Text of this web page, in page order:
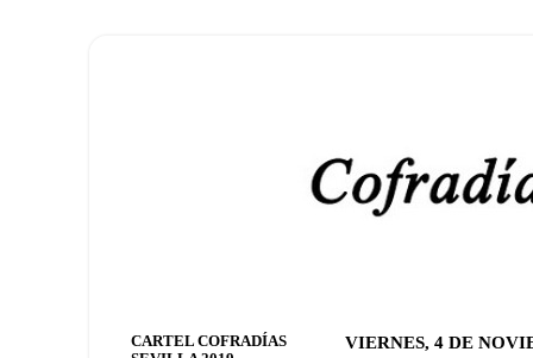
VIERNES, 4 DE
CARTEL COFRADÍAS